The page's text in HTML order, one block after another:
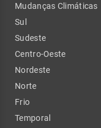
Mudanças Climáticas
Sul
Sudeste
Centro-Oeste
Nordeste
Norte
Frio
Temporal